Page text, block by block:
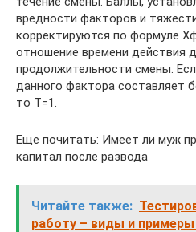
вредности факторов и
корректируются по формуле
отношение времени действия
продолжительности смены.
данного фактора составляет
то Т=1.
Еще почитать: Имеет ли муж
капитал после развода
Читайте также:
работу – виды и